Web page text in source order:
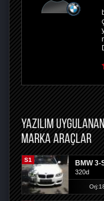
YAZILIM
MARKA ARAÇLAR
S1 BMW 3-
320d